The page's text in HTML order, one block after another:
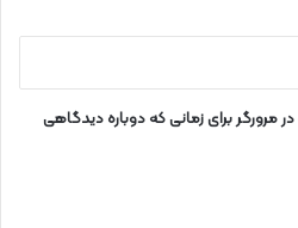
مرورگر برای زمانی که دوباره دیدگاهی